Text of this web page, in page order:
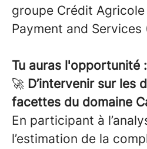
groupe Crédit
Payment and Services
Tu auras l'opportunité :
🚀 D’intervenir sur les
facettes du domaine
En participant à
l’estimation de la